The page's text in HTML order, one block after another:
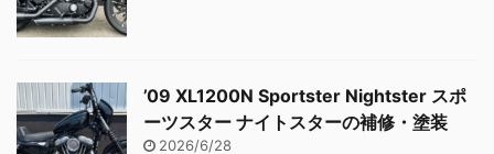
’09 XL1200N Sportster Nightster スポ
ーツスター ナイトスターの補修・塗装
2026/6/28